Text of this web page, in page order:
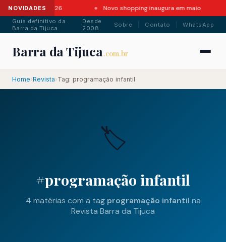
NOVIDADES
Barra em 2026 Novo shopping inaugura em maio
Guia definitivo da
Barra da Tijuca
·Desde
2008
Sobre Contato WhatsApp
Barra da Tijuca .com.br
.com.br
Home›Revista›Tag: programação infantil
🏷️
#programação infantil
4 matérias com a tag programação infantil na
Revista Barra da Tijuca